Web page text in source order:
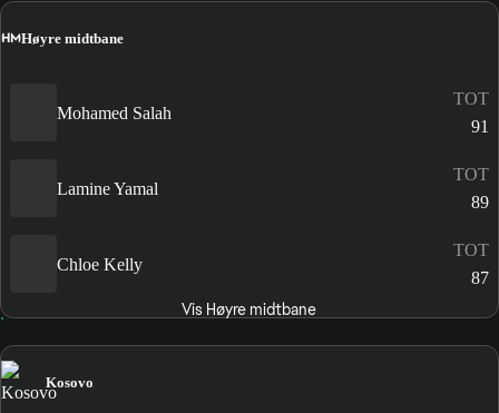
HMHøyre midtbane
Mohamed Salah
TOT
91
Lamine Yamal
TOT
89
Chloe Kelly
TOT
87
Vis Høyre midtbane
Kosovo